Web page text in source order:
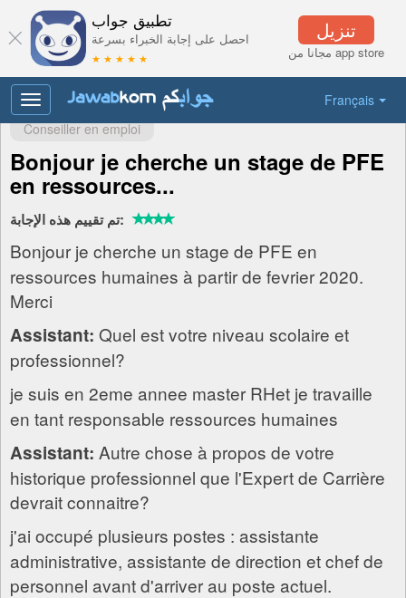
تنزيل
مجانا من app store
تطبيق جواب
احصل على إجابة الخبراء بسرعة
★ ★ ★ ★ ★
Français
Toggle
navigation
Conseiller en emploi
Bonjour je cherche un stage de PFE
en ressources...
تم تقييم هذه الإجابة:
Bonjour je cherche un stage de PFE en
ressources humaines à partir de fevrier 2020.
Merci
Assistant: Quel est votre niveau scolaire et
professionnel?
je suis en 2eme annee master RHet je travaille
en tant responsable ressources humaines
Assistant: Autre chose à propos de votre
historique professionnel que l'Expert de Carrière
devrait connaitre?
j'ai occupé plusieurs postes : assistante
administrative, assistante de direction et chef de
personnel avant d'arriver au poste actuel.